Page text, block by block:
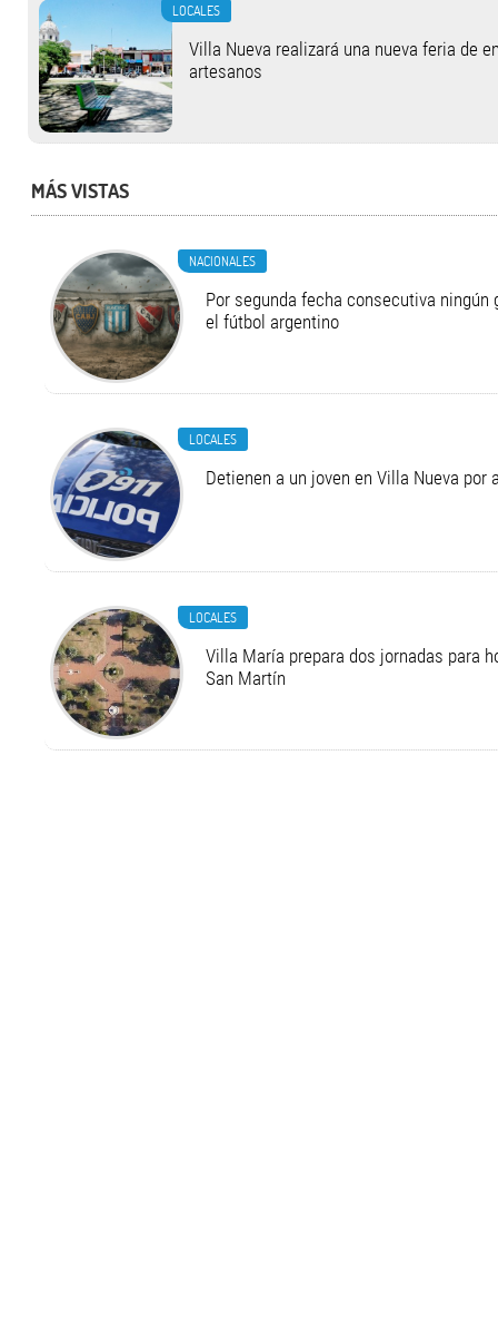
LOCALES
Villa Nueva realizará una nueva feria de
artesanos
MÁS VISTAS
NACIONALES
Por segunda fecha consecutiva ningún
el fútbol argentino
LOCALES
Detienen a un joven en Villa Nueva por
LOCALES
Villa María prepara dos jornadas para
San Martín